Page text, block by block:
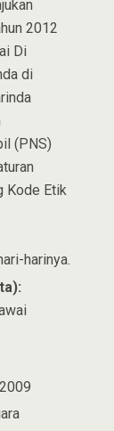
2012
Di
di
(PNS)
Kode Etik
harinya.
2009